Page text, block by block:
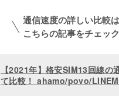
通信速度の詳しい比較は
こちらの記事をチェック
【2021年】格安SIM13回線の
て比較！ ahamo/povo/